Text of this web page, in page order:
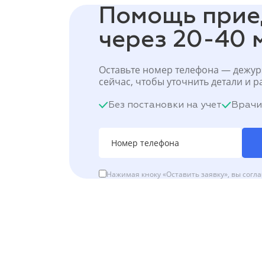
Помощь
через 20-40
Оставьте номер телефона —
сейчас, чтобы уточнить детали и
Без постановки на учет
Нажимая кноку «Оставить заявку», вы